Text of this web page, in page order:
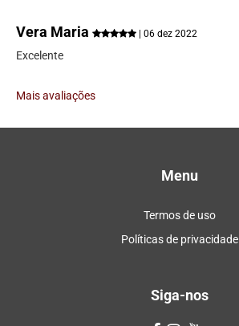
Vera Maria | 06 dez 2022
Excelente
Mais avaliações
Menu
Termos de uso
Políticas de privacidade
Siga-nos